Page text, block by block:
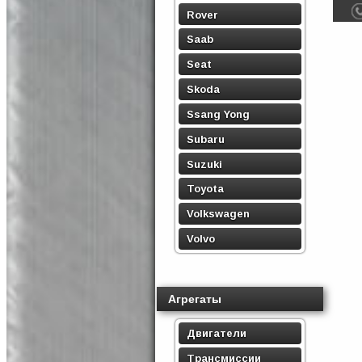
Rover
Saab
Seat
Skoda
Ssang Yong
Subaru
Suzuki
Toyota
Volkswagen
Volvo
Агрегаты
Двигатели
Трансмиссии